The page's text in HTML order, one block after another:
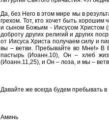
Да, без Него в этом мире мы в
грехом. Тот, кто хочет быть хорошим
и сыном Божьим - Иисусом Христом
доброту других религий и других
от Иисуса Христа получаем силу и
вы – ветви. Пребывайте во Мне!» В
пастырь (Иоанн.10), Он – хлеб
(Иоанн.11,25), и Он – лоза, и мы –
Давайте же всегда будем пребывать
Аминь